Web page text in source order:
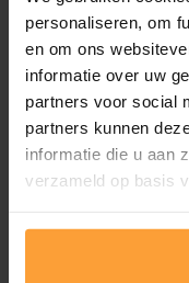
personaliseren, om
en om ons
informatie over uw
partners voor social
partners kunnen
informatie die u aan
verzameld op basis
ELZ KEMP EN DUIN
Oudsbergen
Gemeentehuis
Genk
ouderen)
ELZ ZOLIM